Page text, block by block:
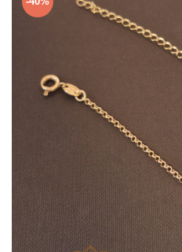
Bijuterii pentru barbati
Bratari
Bijuterii din argint placate cu aur